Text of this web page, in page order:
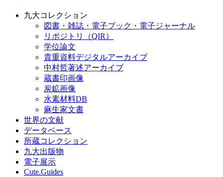
九大コレクション
図書・雑誌・電子ブック・電子ジャーナル
リポジトリ（QIR）
学位論文
貴重資料デジタルアーカイブ
中村哲著述アーカイブ
蔵書印画像
炭鉱画像
水素材料DB
麻生家文書
世界の文献
データベース
所蔵コレクション
九大出版物
電子展示
Cute.Guides